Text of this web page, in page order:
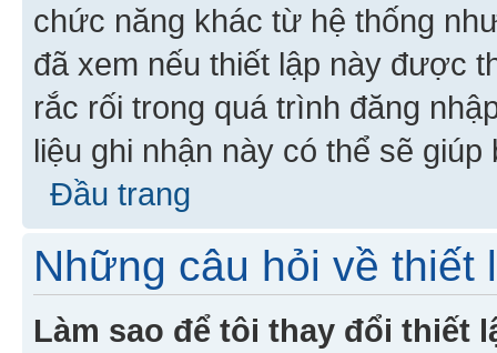
chức năng khác từ hệ thống
đã xem nếu thiết lập này được
rắc rối trong quá trình đăng
liệu ghi nhận này có thể sẽ
Đầu trang
Những câu hỏi về thiết
Làm sao để tôi thay đổi thiết